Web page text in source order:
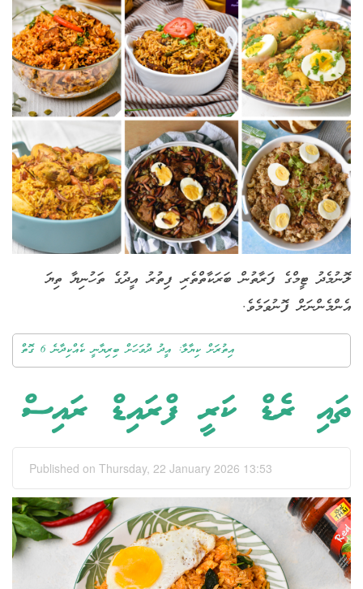
ލޮނުމެދު ޓީމްގެ ފަރާތުން ބަރަކާތްތެރި ފިތުރު އީދުގެ ތަހުނިޔާ ތިޔަ
އެންމެންނަށް ފޮނުވަމެވެ.
އިތުރަށް ކިޔާލާ: އީދު ދުވަހަށް ބިރިޔާނީ ކެއްކިދާނެ 6 ގޮތް
ތައި ރެޑް ކަރީ ފްރައިޑް ރައިސް
Published on Thursday, 22 January 2026 13:53